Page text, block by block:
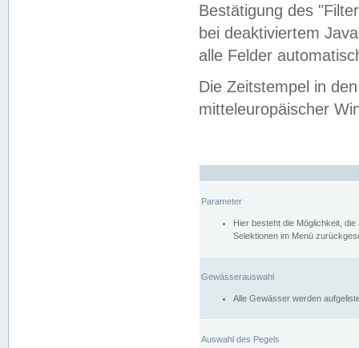
Bestätigung des
bei deaktiviertem
alle Felder
Die Zeitstempel in
mitteleuropäischer
Parameter
Hier besteht die Möglichkeit,
Selektionen im Menü
Gewässerauswahl
Alle Gewässer werden
Auswahl des Pegels